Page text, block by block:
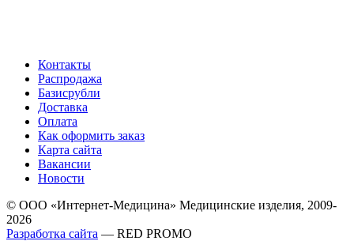
Контакты
Распродажа
Базисрубли
Доставка
Оплата
Как оформить заказ
Карта сайта
Вакансии
Новости
© ООО «Интернет-Медицина» Медицинские изделия, 2009-
2026
Разработка сайта — RED PROMO